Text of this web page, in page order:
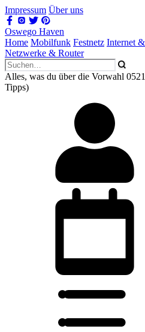
Impressum Über uns
Oswego Haven
Home Mobilfunk Festnetz Internet
Netzwerke & Router
Alles, was du über die Vorwahl
Tipps)